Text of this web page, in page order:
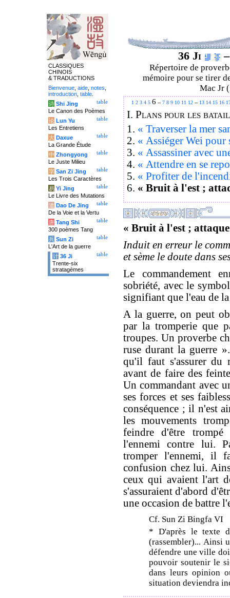
36 Ji
Répertoire de
mémoire pour se tirer
Mac Jr
1 2 3 4 5 6 -- 7 8 9 10 11 12 -- 13 14 15 16
I. Plans pour les
1. « Traverser la mer
2. « Assiéger Wei pour
3. « Assassiner avec
4. « Attendre en se
5. « Profiter de
6. « Bruit à l'est ;
« Bruit à l'est ;
Induit en erreur le
et sème le doute dans
Le commandement
sobriété, avec le
signifiant que l'eau de
A la guerre, on peut
par la tromperie que
troupes. Un proverbe
ruse durant la guerre
qu'il faut s'assurer du
avant de faire des
Un commandant avec
ses forces et ses
conséquence ; il n'est
les mouvements
feindre d'être
l'ennemi contre lui.
tromper l'ennemi, il
confusion chez lui.
ceux qui avaient l'art
s'assuraient d'abord
une occasion de battre
Cf. Sun Zi Bingfa VI
* D'après le texte
(rassembler)... Ainsi
défendre une ville
pouvoir soutenir le
dans leurs opinion
situation deviendra
CLASSIQUES
CHINOIS
& TRADUCTIONS
Bienvenue aide notes
introduction table
table
诗 Shi Jing
Le Canon des Poèmes
table
论 Lun Yu
Les Entretiens
table
大 Daxue
La Grande Étude
table
中 Zhongyong
Le Juste Milieu
table
字 San Zi Jing
Les Trois Caractères
table
易 Yi Jing
Le Livre des Mutations
table
道 Dao De Jing
De la Voie et la Vertu
table
唐 Tang Shi
300 poèmes Tang
table
兵 Sun Zi
L'Art de la guerre
table
计 36 Ji
Trente-six
stratagèmes